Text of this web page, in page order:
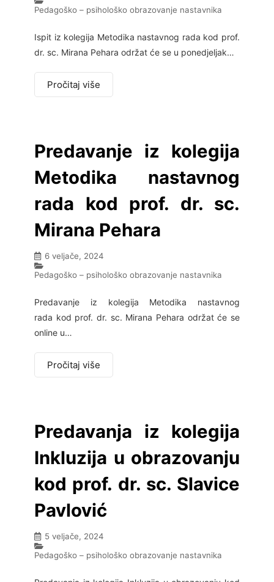
Pedagoško – psihološko obrazovanje nastavnika
Ispit iz kolegija Metodika nastavnog rada kod prof.
dr. sc. Mirana Pehara održat će se u ponedjeljak…
Pročitaj više
Predavanje iz kolegija
Metodika nastavnog
rada kod prof. dr. sc.
Mirana Pehara
6 veljače, 2024
Pedagoško – psihološko obrazovanje nastavnika
Predavanje iz kolegija Metodika nastavnog
rada kod prof. dr. sc. Mirana Pehara održat će se
online u…
Pročitaj više
Predavanja iz kolegija
Inkluzija u obrazovanju
kod prof. dr. sc. Slavice
Pavlović
5 veljače, 2024
Pedagoško – psihološko obrazovanje nastavnika